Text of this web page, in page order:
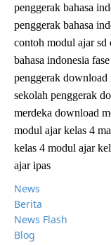
penggerak bahasa
penggerak bahasa
contoh modul ajar sd
bahasa indonesia
penggerak download
sekolah penggerak
merdeka download
modul ajar kelas 4
kelas 4 modul ajar
ajar ipas
News
Berita
News Flash
Blog